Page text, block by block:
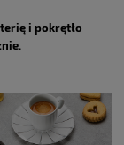
i pokrętło